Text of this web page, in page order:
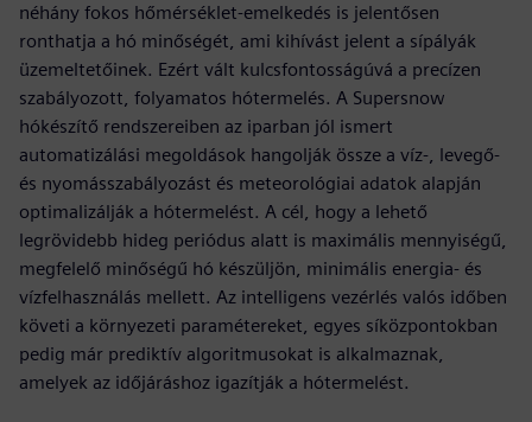
néhány fokos hőmérséklet-emelkedés is jelentősen
ronthatja a hó minőségét, ami kihívást jelent a sípályák
üzemeltetőinek. Ezért vált kulcsfontosságúvá a precízen
szabályozott, folyamatos hótermelés. A Supersnow
hókészítő rendszereiben az iparban jól ismert
automatizálási megoldások hangolják össze a víz-, levegő-
és nyomásszabályozást és meteorológiai adatok alapján
optimalizálják a hótermelést. A cél, hogy a lehető
legrövidebb hideg periódus alatt is maximális mennyiségű,
megfelelő minőségű hó készüljön, minimális energia- és
vízfelhasználás mellett. Az intelligens vezérlés valós időben
követi a környezeti paramétereket, egyes síközpontokban
pedig már prediktív algoritmusokat is alkalmaznak,
amelyek az időjáráshoz igazítják a hótermelést.